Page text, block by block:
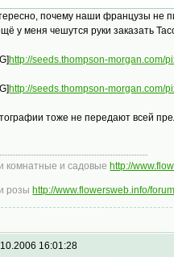
почему наши французы не
у меня чешутся руки заказать
http://seeds.thompson-morgan.com/
http://seeds.thompson-morgan.com/
тоже не передают всей
комнатные и садовые http://
розы http://www.flowersweb.info/
16:01:28